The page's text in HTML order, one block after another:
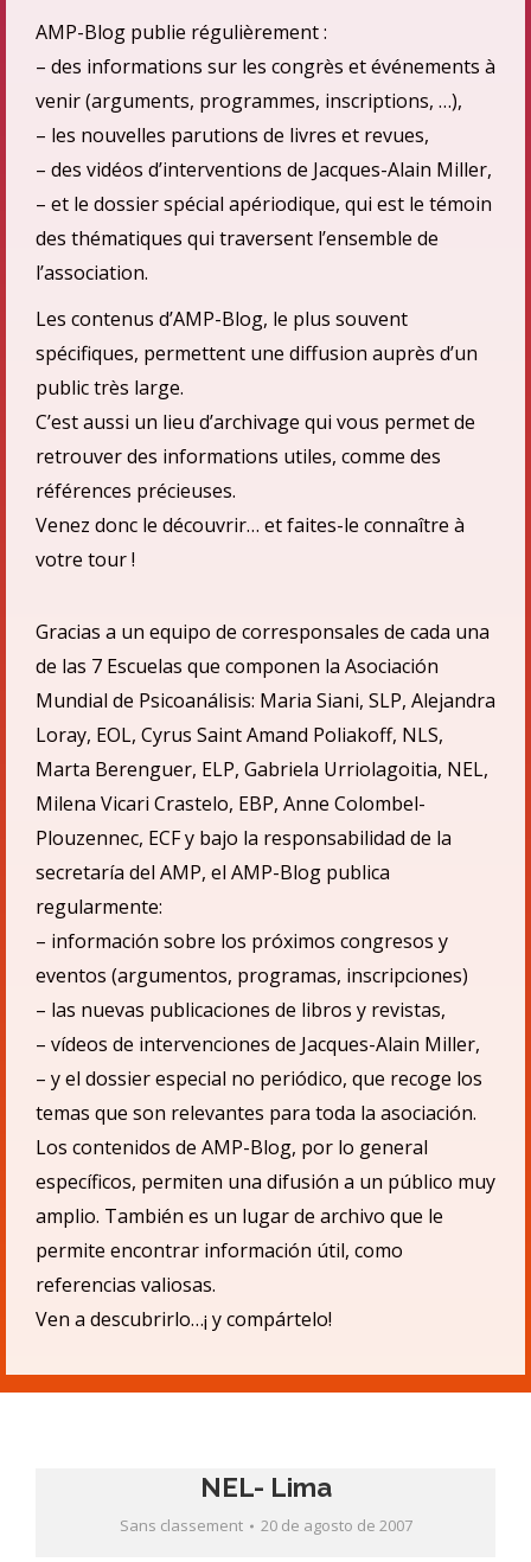
AMP-Blog publie régulièrement :
– des informations sur les congrès et événements à
venir (arguments, programmes, inscriptions, …),
– les nouvelles parutions de livres et revues,
– des vidéos d’interventions de Jacques-Alain Miller,
– et le dossier spécial apériodique, qui est le témoin
des thématiques qui traversent l’ensemble de
l’association.
Les contenus d’AMP-Blog, le plus souvent
spécifiques, permettent une diffusion auprès d’un
public très large.
C’est aussi un lieu d’archivage qui vous permet de
retrouver des informations utiles, comme des
références précieuses.
Venez donc le découvrir… et faites-le connaître à
votre tour !
Gracias a un equipo de corresponsales de cada una
de las 7 Escuelas que componen la Asociación
Mundial de Psicoanálisis: Maria Siani, SLP, Alejandra
Loray, EOL, Cyrus Saint Amand Poliakoff, NLS,
Marta Berenguer, ELP, Gabriela Urriolagoitia, NEL,
Milena Vicari Crastelo, EBP, Anne Colombel-
Plouzennec, ECFy bajo la responsabilidad de la
secretaría del AMP, el AMP-Blog publica
regularmente:
– información sobre los próximos congresos y
eventos (argumentos, programas, inscripciones)
– las nuevas publicaciones de libros y revistas,
– vídeos de intervenciones de Jacques-Alain Miller,
– y el dossier especial no periódico, que recoge los
temas que son relevantes para toda la asociación.
Los contenidos de AMP-Blog, por lo general
específicos, permiten una difusión a un público muy
amplio. También es un lugar de archivo que le
permite encontrar información útil, como
referencias valiosas.
Ven a descubrirlo…¡ y compártelo!
NEL- Lima
Sans classement 20 de agosto de 2007